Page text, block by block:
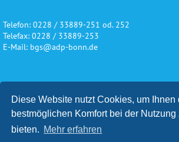
Diese Website nutzt Cookies, um Ihnen
bestmöglichen Komfort bei der Nutzung
bieten. Mehr erfahren
Telefon: 0228 / 33889-251 od. 252
Telefax: 0228 / 33889-253
E-Mail: bgs@adp-bonn.de
Wir danken für die freundliche
Unterstützung und Förderung